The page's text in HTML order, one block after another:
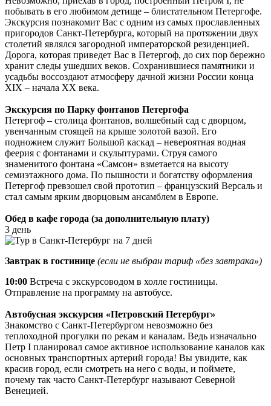
побывать в его любимом детище – блистательном Петергофе.
Экскурсия познакомит Вас с одним из самых прославленных
пригородов Санкт-Петербурга, который на протяжении двух
столетий являлся загородной императорской резиденцией.
Дорога, которая приведет Вас в Петергоф, до сих пор бережно
хранит следы ушедших веков. Сохранившиеся памятники и
усадьбы воссоздают атмосферу дачной жизни России конца
XIX – начала XX века.
Экскурсия по Парку фонтанов Петергофа
Петергоф – столица фонтанов, волшебный сад с дворцом,
увенчанным стоящей на крыше золотой вазой. Его
подножием служит Большой каскад – невероятная водная
феерия с фонтанами и скульптурами. Струя самого
знаменитого фонтана «Самсон» взметается на высоту
семиэтажного дома. По пышности и богатству оформления
Петергоф превзошел свой прототип – французский Версаль и
стал самым ярким дворцовым ансамблем в Европе.
Обед в кафе города (за дополнительную плату)
3 день
Завтрак в гостинице (если не выбран тариф «без завтрака»)
10:00 Встреча с экскурсоводом в холле гостиницы.
Отправление на программу на автобусе.
Автобусная экскурсия «Петровский Петербург»
Знакомство с Санкт-Петербургом невозможно без
теплоходной прогулки по рекам и каналам. Ведь изначально
Петр I планировал самое активное использование каналов как
основных транспортных артерий города! Вы увидите, как
красив город, если смотреть на него с воды, и поймете,
почему так часто Санкт-Петербург называют Северной
Венецией.